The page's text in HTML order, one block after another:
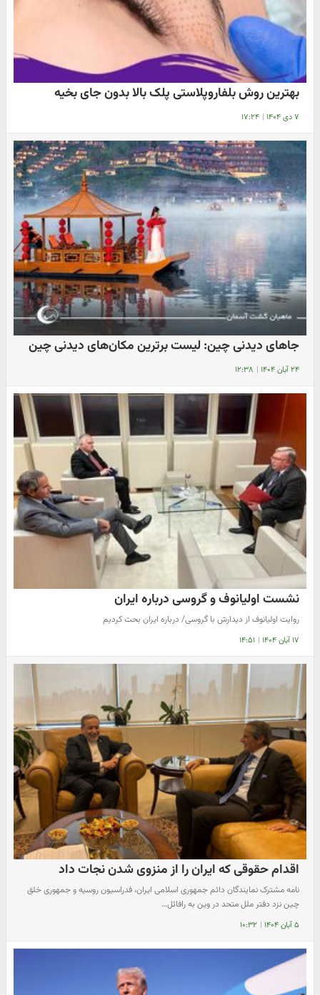
بهترین روش بلفاروپلاستی پلک بالا بدون جای بخیه
۷ دی ۱۴۰۴ | ۱۷:۲۴
جاهای دیدنی چین: لیست برترین مکان‌های دیدنی چین
۲۴ آبان ۱۴۰۴ | ۱۲:۳۸
نشست اولیانوف و گروسی درباره ایران
روایت اولیانوف از دیدارش با گروسی/ درباره ایران بحث کردیم
۱۷ آبان ۱۴۰۴ | ۱۴:۵۱
اقدام حقوقی که ایران را از منزوی شدن نجات داد
نامه مشترک نمایندگان دائم جمهوری اسلامی ایران، فدراسیون روسیه و جمهوری خلق
چین نزد دفتر ملل متحد در وین به رافائل…
۵ آبان ۱۴۰۴ | ۱۰:۳۲